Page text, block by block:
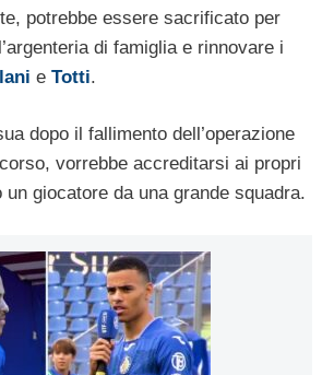
potrebbe essere sacrificato per
di famiglia e rinnovare i
e Totti.
dopo il fallimento dell’operazione
vorrebbe accreditarsi ai propri
giocatore da una grande squadra.